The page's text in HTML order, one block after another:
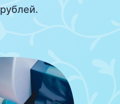
рублей.